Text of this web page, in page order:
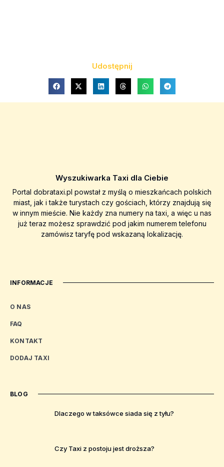
Udostępnij
Wyszukiwarka Taxi dla Ciebie
Portal dobrataxi.pl powstał z myślą o mieszkańcach polskich
miast, jak i także turystach czy gościach, którzy znajdują się
w innym mieście. Nie każdy zna numery na taxi, a więc u nas
już teraz możesz sprawdzić pod jakim numerem telefonu
zamówisz taryfę pod wskazaną lokalizację.
INFORMACJE
O NAS
FAQ
KONTAKT
DODAJ TAXI
BLOG
Dlaczego w taksówce siada się z tyłu?
Czy Taxi z postoju jest droższa?